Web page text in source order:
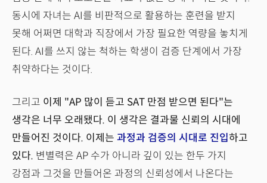
동시에 자녀는 AI를 비판적으로 활용하는 훈련을 받지
못해 어쩌면 대학과 직장에서 가장 필요한 역량을 놓치게
된다. AI를 쓰지 않는 척하는 학생이 검증 단계에서 가장
취약하다는 것이다.
그리고 이제 "AP 많이 듣고 SAT 만점 받으면 된다"는
생각은 너무 오래됐다. 이 생각은 결과물 신뢰의 시대에
만들어진 것이다. 이제는 과정과 검증의 시대로 진입하고
있다. 변별력은 AP 수가 아니라 깊이 있는 한두 가지
강점과 그것을 만들어온 과정의 신뢰성에서 나온다는